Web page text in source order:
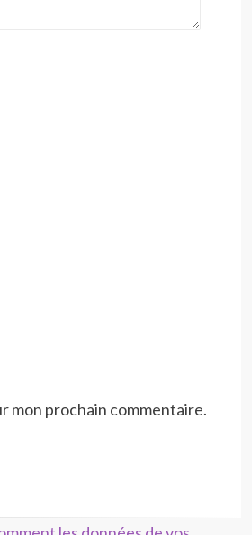
mon prochain commentaire.